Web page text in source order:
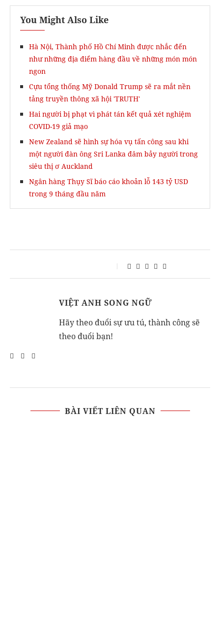
You Might Also Like
Hà Nội, Thành phố Hồ Chí Minh được nhắc đến
như những địa điểm hàng đầu về những món món
ngon
Cựu tổng thống Mỹ Donald Trump sẽ ra mắt nền
tảng truyền thông xã hội 'TRUTH'
Hai người bị phạt vì phát tán kết quả xét nghiệm
COVID-19 giả mạo
New Zealand sẽ hình sự hóa vụ tấn công sau khi
một người đàn ông Sri Lanka đâm bảy người trong
siêu thị ơ Auckland
Ngân hàng Thụy Sĩ báo cáo khoản lỗ 143 tỷ USD
trong 9 tháng đầu năm
VIỆT ANH SONG NGỮ
Hãy theo đuổi sự ưu tú, thành công sẽ
theo đuổi bạn!
BÀI VIẾT LIÊN QUAN